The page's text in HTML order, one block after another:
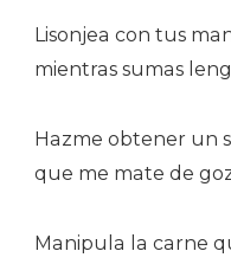
Lisonjea con tus
mientras sumas
Hazme obtener un
que me mate de
Manipula la carne